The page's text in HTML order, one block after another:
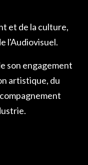
et de la culture,
l'Audiovisuel.
son engagement
artistique, du